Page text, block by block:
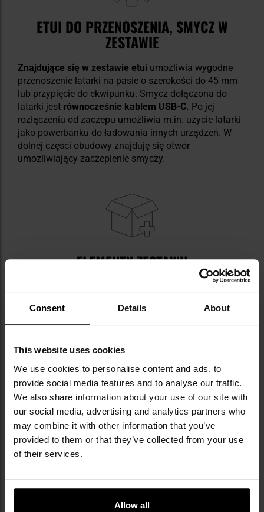
Consent Details About
This website uses cookies
We use cookies to personalise content and ads, to
provide social media features and to analyse our traffic.
We also share information about your use of our site with
our social media, advertising and analytics partners who
may combine it with other information that you’ve
provided to them or that they’ve collected from your use
of their services.
Allow all
ETUI DO PRZENOSZENIA, SMYCZ W
ZESTAWIE
Znajdujące się w zestawie etui umożliwia wygodne
przenoszenie latarki na pasie o szerokości do 45 mm
lub przypięcie do ekwipunku. Smycz dołączona do
latarki jest równocześnie kablem USB-C. Po jej
rozłączeniu od zaczepu umożliwia m.in. użycie latarki
jako powerbanku do ładowania innych urządzeń. W
dolnej części obudowy znajduję się otwór
umozliwiający zaczepienie smyczy.
ELEMENTY ZESTAWU
smycz/kabel ładujący USB-C
kabura do pasa
instrukcja